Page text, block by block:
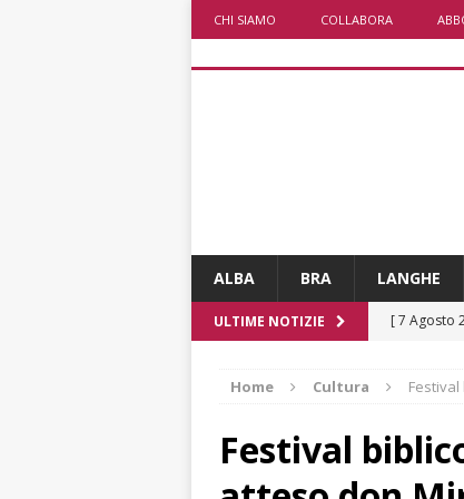
CHI SIAMO COLLABORA
ALBA BRA LANGHE
ULTIME NOTIZIE [ 7 Agosto
[ 7 Agosto
caldo è
Home Cultura
Festival